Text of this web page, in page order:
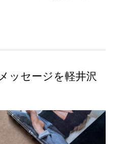
ッセージを軽井沢